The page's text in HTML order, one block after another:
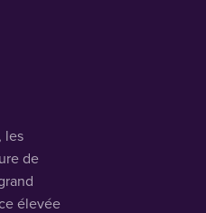
les
de
élevée